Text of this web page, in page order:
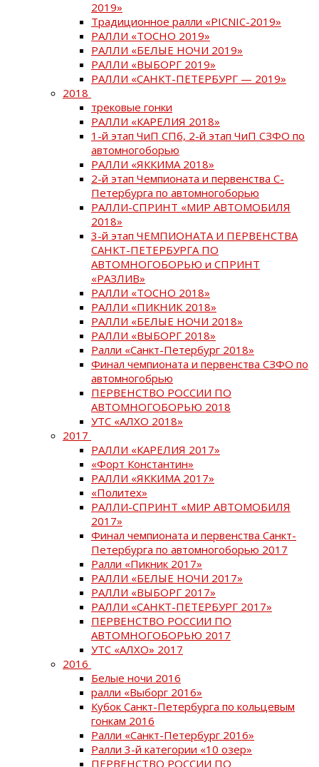
2019»
Традиционное ралли «PICNIC-2019»
РАЛЛИ «ТОСНО 2019»
РАЛЛИ «БЕЛЫЕ НОЧИ 2019»
РАЛЛИ «ВЫБОРГ 2019»
РАЛЛИ «САНКТ-ПЕТЕРБУРГ — 2019»
2018
трековые гонки
РАЛЛИ «КАРЕЛИЯ 2018»
1-й этап ЧиП СПб, 2-й этап ЧиП СЗФО по
автомногоборью
РАЛЛИ «ЯККИМА 2018»
2-й этап Чемпионата и первенства С-
Петербурга по автомногоборью
РАЛЛИ-СПРИНТ «МИР АВТОМОБИЛЯ
2018»
3-й этап ЧЕМПИОНАТА И ПЕРВЕНСТВА
САНКТ-ПЕТЕРБУРГА ПО
АВТОМНОГОБОРЬЮ и СПРИНТ
«РАЗЛИВ»
РАЛЛИ «ТОСНО 2018»
РАЛЛИ «ПИКНИК 2018»
РАЛЛИ «БЕЛЫЕ НОЧИ 2018»
РАЛЛИ «ВЫБОРГ 2018»
Ралли «Санкт-Петербург 2018»
Финал чемпионата и первенства СЗФО по
автомногобрью
ПЕРВЕНСТВО РОССИИ ПО
АВТОМНОГОБОРЬЮ 2018
УТС «АЛХО 2018»
2017
РАЛЛИ «КАРЕЛИЯ 2017»
«Форт Константин»
РАЛЛИ «ЯККИМА 2017»
«Политех»
РАЛЛИ-СПРИНТ «МИР АВТОМОБИЛЯ
2017»
Финал чемпионата и первенства Санкт-
Петербурга по автомногоборью 2017
Ралли «Пикник 2017»
РАЛЛИ «БЕЛЫЕ НОЧИ 2017»
РАЛЛИ «ВЫБОРГ 2017»
РАЛЛИ «САНКТ-ПЕТЕРБУРГ 2017»
ПЕРВЕНСТВО РОССИИ ПО
АВТОМНОГОБОРЬЮ 2017
УТС «АЛХО» 2017
2016
Белые ночи 2016
ралли «Выборг 2016»
Кубок Санкт-Петербурга по кольцевым
гонкам 2016
Ралли «Санкт-Петербург 2016»
Ралли 3-й категории «10 озер»
ПЕРВЕНСТВО РОССИИ ПО